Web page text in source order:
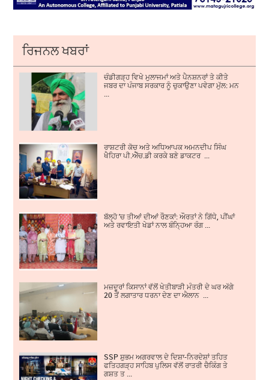
ਰਿਜਨਲ ਖਬਰਾਂ
ਚੰਡੀਗੜ੍ਹ ਵਿਖੇ ਮੁਲਾਜਮਾਂ ਅਤੇ ਪੈਨਸ਼ਨਰਾਂ ਤੇ ਕੀਤੇ
ਜਬਰ ਦਾ ਪੰਜਾਬ ਸਰਕਾਰ ਨੂੰ ਚੁਕਾਉਣਾ ਪਵੇਗਾ ਮੁੱਲ: ਮਨ
ਰਾਸ਼ਟਰੀ ਕੋਚ ਅਤੇ ਅਧਿਆਪਕ ਅਮਨਦੀਪ ਸਿੰਘ
ਖੈਹਿਰਾ ਪੀ.ਐੱਚ.ਡੀ ਕਰਕੇ ਬਣੇ ਡਾਕਟਰ ...
ਬੱਲ੍ਹੋ 'ਚ ਤੀਆਂ ਦੀਆਂ ਰੌਣਕਾਂ: ਔਰਤਾਂ ਨੇ ਗਿੱਧੇ, ਪੀਂਘਾਂ
ਅਤੇ ਰਵਾਇਤੀ ਖੇਡਾਂ ਨਾਲ ਬੰਨ੍ਹਿਆ ਰੰਗ ...
ਮਜ਼ਦੂਰਾਂ ਕਿਸਾਨਾਂ ਵੱਲੋਂ ਖੇਤੀਬਾੜੀ ਮੰਤਰੀ ਦੇ ਘਰ ਅੱਗੇ
20 ਤੋਂ ਲਗਾਤਾਰ ਧਰਨਾ ਦੇਣ ਦਾ ਐਲਾਨ ...
SSP ਸ਼ੁਭਮ ਅਗਰਵਾਲ ਦੇ ਦਿਸ਼ਾ-ਨਿਰਦੇਸ਼ਾਂ ਤਹਿਤ
ਫਤਿਹਗੜ੍ਹ ਸਾਹਿਬ ਪੁਲਿਸ ਵੱਲੋਂ ਰਾਤਰੀ ਚੈਕਿੰਗ ਤੇ
ਗਸ਼ਤ ਤ ...